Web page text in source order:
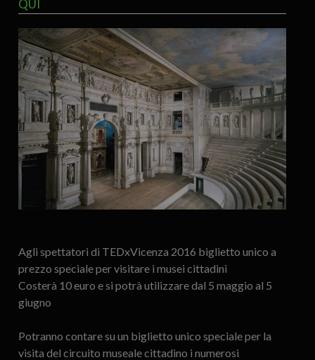
QUI
Agli spettatori di TEDxVicenza 2016 biglietto unico a
prezzo speciale per visitare i musei cittadini
Costerà 10 euro e si potrà utilizzare dal 5 maggio al 5
giugno
Potranno contare su un biglietto unico speciale per la
visita del circuito museale cittadino i numerosi